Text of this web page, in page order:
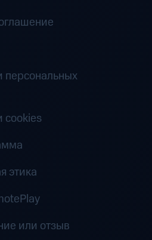
персональных
cookies
этика
или отзыв